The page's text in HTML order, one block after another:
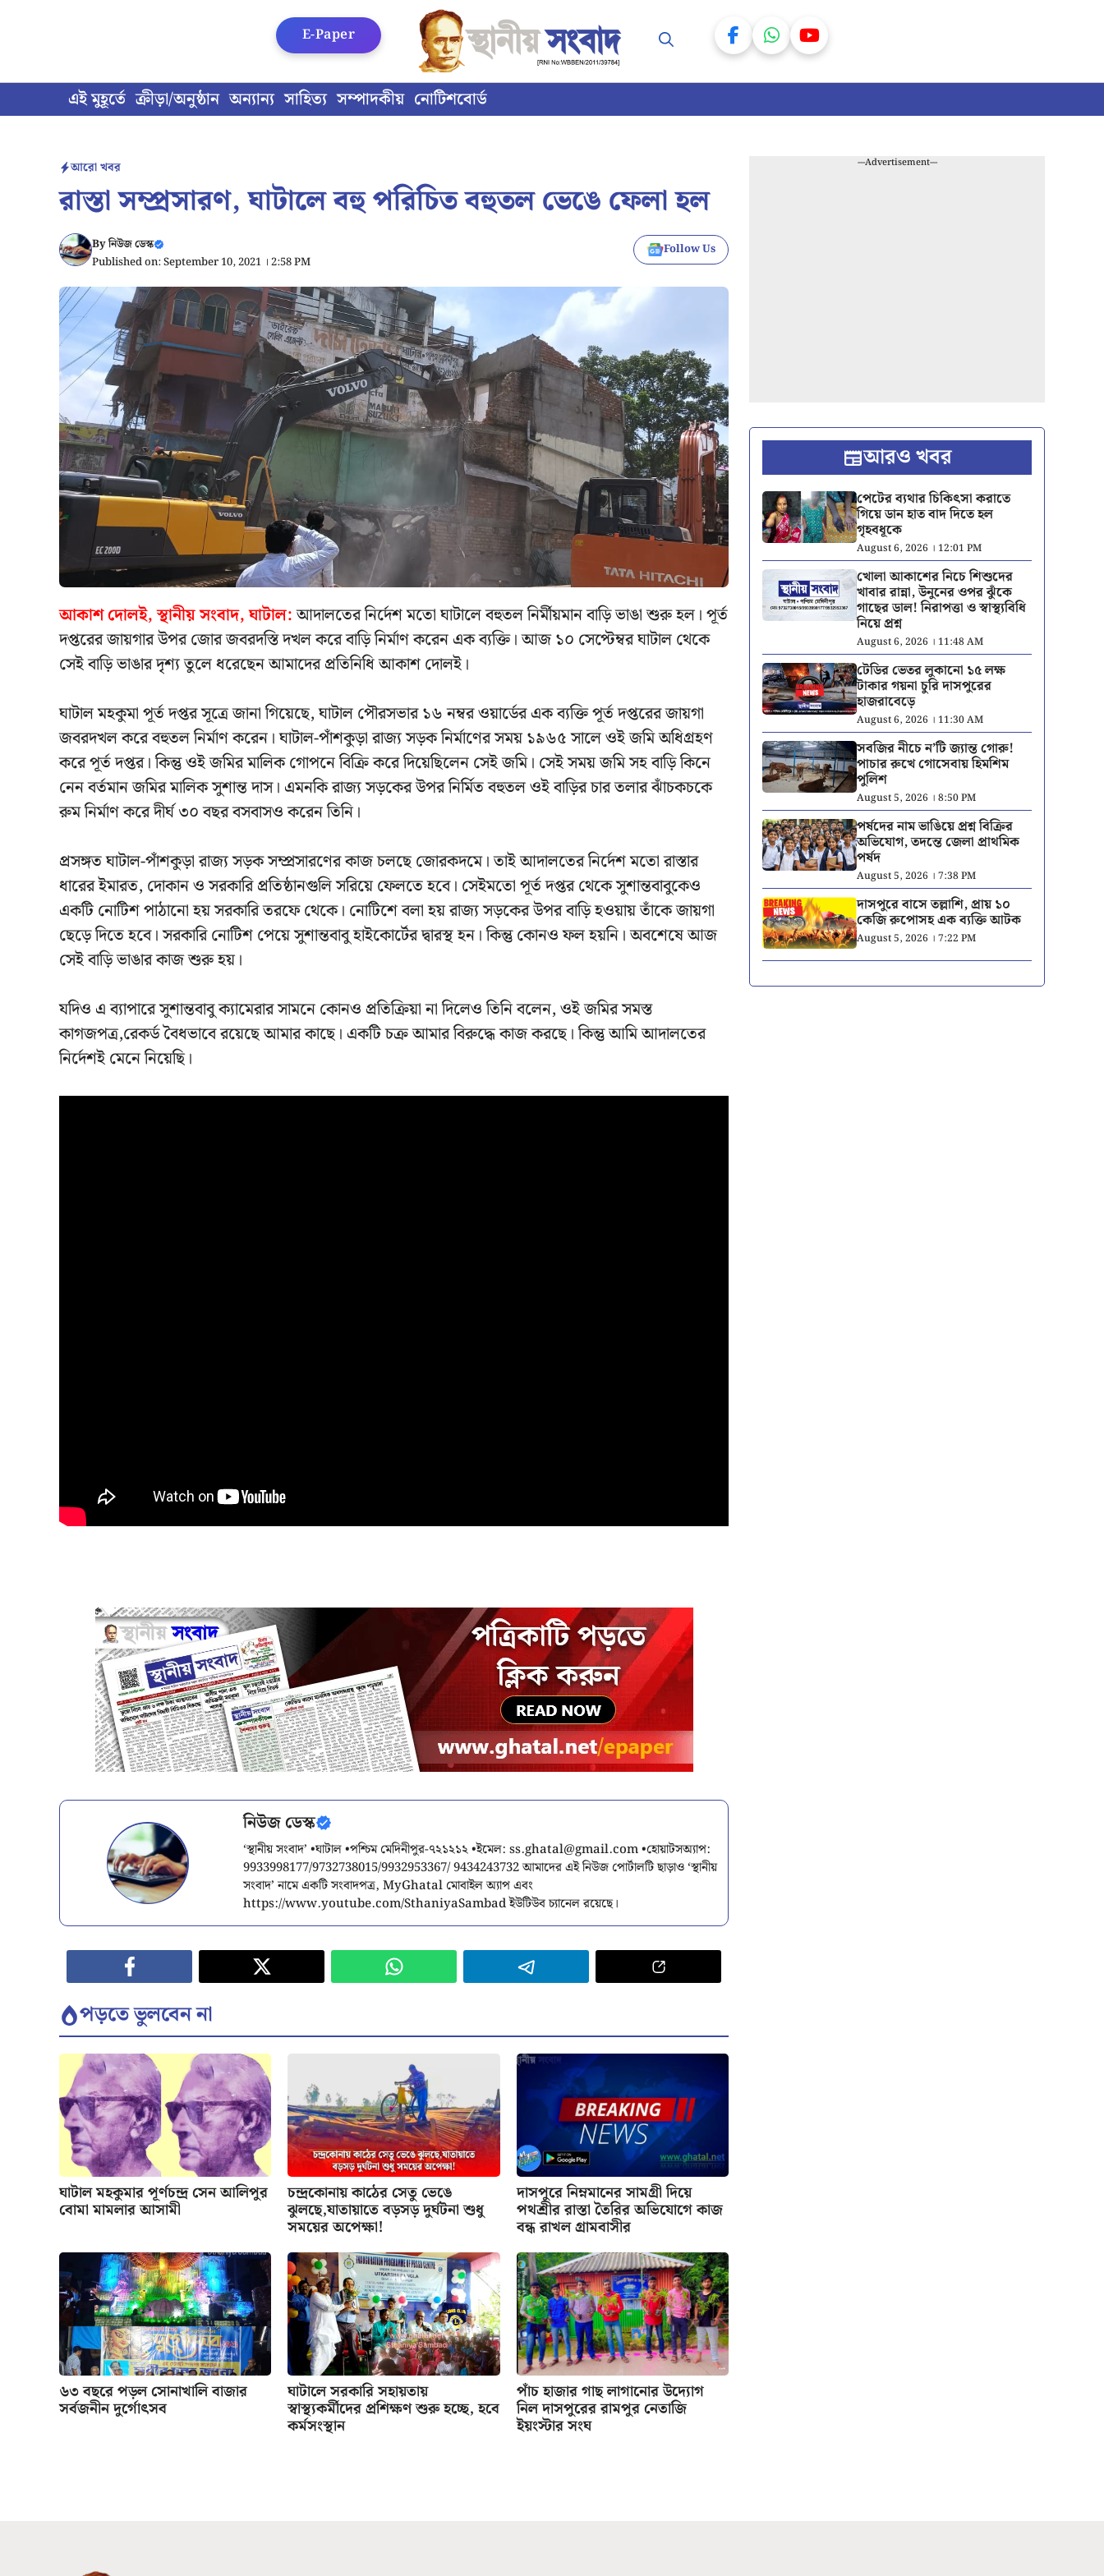
এই মুহূর্তে ক্রীড়া/অনুষ্ঠান অন্যান্য সাহিত্য সম্পাদকীয় নোটিশবোর্ড
E-Paper
আরো খবর
রাস্তা সম্প্রসারণ, ঘাটালে বহু পরিচিত বহুতল ভেঙে ফেলা হল
Byনিউজ ডেস্ক
Published on: September 10, 2021 । 2:58 PM
Follow Us
আকাশ দোলই, স্থানীয় সংবাদ, ঘাটাল:আদালতের নির্দেশ মতো ঘাটালে বহুতল নির্মীয়মান বাড়ি ভাঙা শুরু হল। পূর্ত
দপ্তরের জায়গার উপর জোর জবরদস্তি দখল করে বাড়ি নির্মাণ করেন এক ব্যক্তি। আজ ১০ সেপ্টেম্বর ঘাটাল থেকে
সেই বাড়ি ভাঙার দৃশ্য তুলে ধরেছেন আমাদের প্রতিনিধি আকাশ দোলই।
ঘাটাল মহকুমা পূর্ত দপ্তর সূত্রে জানা গিয়েছে, ঘাটাল পৌরসভার ১৬ নম্বর ওয়ার্ডের এক ব্যক্তি পূর্ত দপ্তরের জায়গা
জবরদখল করে বহুতল নির্মাণ করেন। ঘাটাল-পাঁশকুড়া রাজ্য সড়ক নির্মাণের সময় ১৯৬৫ সালে ওই জমি অধিগ্রহণ
করে পূর্ত দপ্তর। কিন্তু ওই জমির মালিক গোপনে বিক্রি করে দিয়েছিলেন সেই জমি। সেই সময় জমি সহ বাড়ি কিনে
নেন বর্তমান জমির মালিক সুশান্ত দাস। এমনকি রাজ্য সড়কের উপর নির্মিত বহুতল ওই বাড়ির চার তলার ঝাঁচকচকে
রুম নির্মাণ করে দীর্ঘ ৩০ বছর বসবাসও করেন তিনি।
প্রসঙ্গত ঘাটাল-পাঁশকুড়া রাজ্য সড়ক সম্প্রসারণের কাজ চলছে জোরকদমে। তাই আদালতের নির্দেশ মতো রাস্তার
ধারের ইমারত, দোকান ও সরকারি প্রতিষ্ঠানগুলি সরিয়ে ফেলতে হবে। সেইমতো পূর্ত দপ্তর থেকে সুশান্তবাবুকেও
একটি নোটিশ পাঠানো হয় সরকারি তরফে থেকে। নোটিশে বলা হয় রাজ্য সড়কের উপর বাড়ি হওয়ায় তাঁকে জায়গা
ছেড়ে দিতে হবে। সরকারি নোটিশ পেয়ে সুশান্তবাবু হাইকোর্টের দ্বারস্থ হন। কিন্তু কোনও ফল হয়নি। অবশেষে আজ
সেই বাড়ি ভাঙার কাজ শুরু হয়।
যদিও এ ব্যাপারে সুশান্তবাবু ক্যামেরার সামনে কোনও প্রতিক্রিয়া না দিলেও তিনি বলেন, ওই জমির সমস্ত
কাগজপত্র,রেকর্ড বৈধভাবে রয়েছে আমার কাছে। একটি চক্র আমার বিরুদ্ধে কাজ করছে। কিন্তু আমি আদালতের
নির্দেশই মেনে নিয়েছি।
নিউজ ডেস্ক
‘স্থানীয় সংবাদ’ •ঘাটাল •পশ্চিম মেদিনীপুর-৭২১২১২ •ইমেল:ss.ghatal@gmail.com•হোয়াটসঅ্যাপ:
9933998177/9732738015/9932953367/ 9434243732 আমাদের এই নিউজ পোর্টালটি ছাড়াও ‘স্থানীয়
সংবাদ’ নামে একটি সংবাদপত্র, MyGhatal মোবাইল অ্যাপ এবং
https://www.youtube.com/SthaniyaSambad ইউটিউব চ্যানেল রয়েছে।
পড়তে ভুলবেন না
ঘাটাল মহকুমার পূর্ণচন্দ্র সেন আলিপুর
বোমা মামলার আসামী
চন্দ্রকোনায় কাঠের সেতু ভেঙে
ঝুলছে,যাতায়াতে বড়সড় দুর্ঘটনা শুধু
সময়ের অপেক্ষা!
দাসপুরে নিম্নমানের সামগ্রী দিয়ে
পথশ্রীর রাস্তা তৈরির অভিযোগে কাজ
বন্ধ রাখল গ্রামবাসীর
৬৩ বছরে পড়ল সোনাখালি বাজার
সর্বজনীন দুর্গোৎসব
ঘাটালে সরকারি সহায়তায়
স্বাস্থ্যকর্মীদের প্রশিক্ষণ শুরু হচ্ছে, হবে
কর্মসংস্থান
পাঁচ হাজার গাছ লাগানোর উদ্যোগ
নিল দাসপুরের রামপুর নেতাজি
ইয়ংস্টার সংঘ
---Advertisement---
আরও খবর
পেটের ব্যথার চিকিৎসা করাতে
গিয়ে ডান হাত বাদ দিতে হল
গৃহবধূকে
August 6, 2026 । 12:01 PM
খোলা আকাশের নিচে শিশুদের
খাবার রান্না, উনুনের ওপর ঝুঁকে
গাছের ডাল! নিরাপত্তা ও স্বাস্থ্যবিধি
নিয়ে প্রশ্ন
August 6, 2026 । 11:48 AM
টেডির ভেতর লুকানো ১৫ লক্ষ
টাকার গয়না চুরি দাসপুরের
হাজরাবেড়ে
August 6, 2026 । 11:30 AM
সবজির নীচে ন’টি জ্যান্ত গোরু!
পাচার রুখে গোসেবায় হিমশিম
পুলিশ
August 5, 2026 । 8:50 PM
পর্ষদের নাম ভাঙিয়ে প্রশ্ন বিক্রির
অভিযোগ, তদন্তে জেলা প্রাথমিক
পর্ষদ
August 5, 2026 । 7:38 PM
দাসপুরে বাসে তল্লাশি, প্রায় ১০
কেজি রুপোসহ এক ব্যক্তি আটক
August 5, 2026 । 7:22 PM